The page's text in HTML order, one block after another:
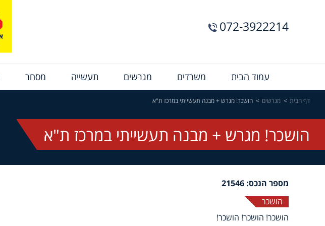
072-3922214
עמוד הבית משרדים מגרשים תעשייה מסחר
דף הבית מגרשים הושכר! מגרש + מבנה תעשייתי במרכז ת"א
הושכר! מגרש + מבנה תעשייתי במרכז ת"א
מספר הנכס: 21546
הושכר
הושכר! הושכר! הושכר!